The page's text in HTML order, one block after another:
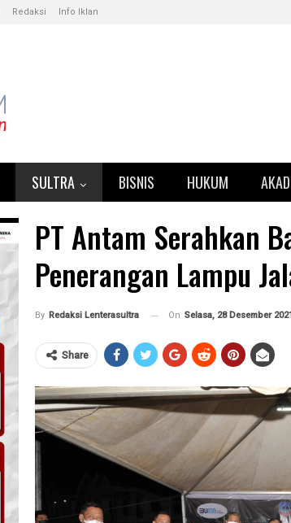
Redaksi Info Iklan
SULTRA BISNIS HUKUM
PT Antam Serahkan
Penerangan Lampu
By Redaksi Lenterasultra On Selasa, 28 Desember
Share